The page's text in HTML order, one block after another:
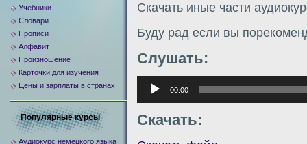
Скачать иные части
Буду рад если вы
Слушать:
Аудиоплеер
00:00
Скачать:
Учебники
Словари
Прописи
Алфавит
Произношение
Карточки для изучения
Цены и зарплаты в странах
Популярные курсы
Аудиокурс немецкого языка